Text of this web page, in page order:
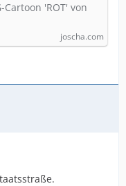
Cartoon 'ROT' von
joscha.com